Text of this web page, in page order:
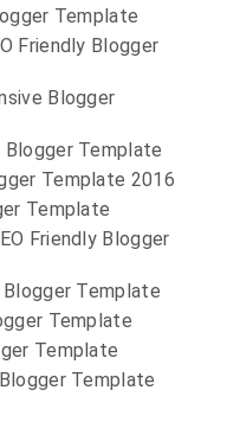
Template
Friendly Blogger
Blogger
Blogger Template
Template 2016
Template
Friendly Blogger
Template
Template
Template
Template